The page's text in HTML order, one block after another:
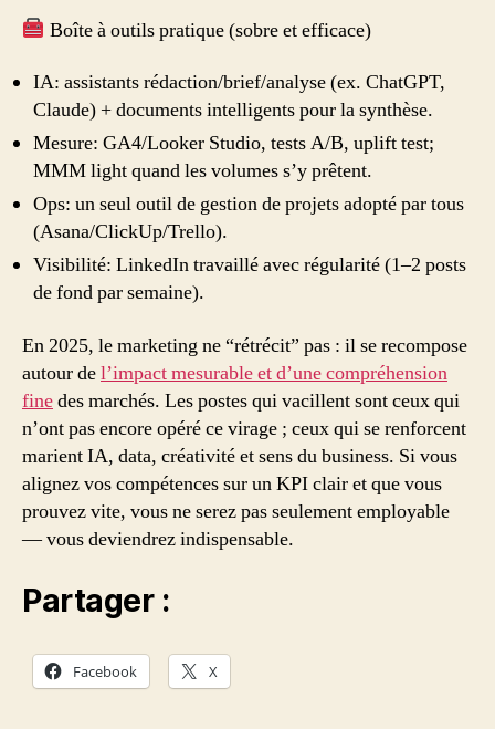
Boîte à outils pratique (sobre et efficace)
IA: assistants rédaction/brief/analyse (ex. ChatGPT,
Claude) + documents intelligents pour la synthèse.
Mesure: GA4/Looker Studio, tests A/B, uplift test;
MMM light quand les volumes s’y prêtent.
Ops: un seul outil de gestion de projets adopté par tous
(Asana/ClickUp/Trello).
Visibilité: LinkedIn travaillé avec régularité (1–2 posts
de fond par semaine).
En 2025, le marketing ne “rétrécit” pas : il se recompose
autour del’impact mesurable et d’une compréhension
finedes marchés. Les postes qui vacillent sont ceux qui
n’ont pas encore opéré ce virage ; ceux qui se renforcent
marient IA, data, créativité et sens du business. Si vous
alignez vos compétences sur un KPI clair et que vous
prouvez vite, vous ne serez pas seulement employable
— vous deviendrez indispensable.
Partager :
Facebook X